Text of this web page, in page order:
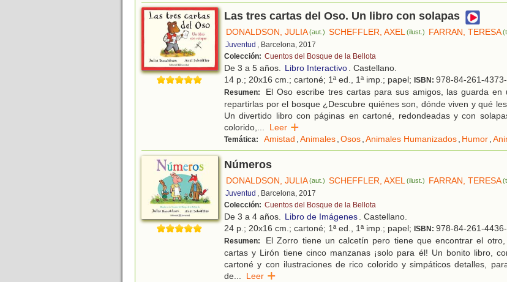
Las tres cartas del Oso. Un libro con solapas
DONALDSON, JULIA(aut.) SCHEFFLER, AXEL(ilust.) FARRAN, TERESA
Juventud , Barcelona, 2017
Colección: Cuentos del Bosque de la Bellota
De 3 a 5 años. Libro Interactivo. Castellano.
14 p.; 20x16 cm.; cartoné; 1ª ed., 1ª imp.; papel; ISBN: 978-84-261-
Resumen:
El Oso escribe tres cartas para sus amigos, las guarda
repartirlas por el bosque ¿Descubre quiénes son, dónde viven y qué
Un divertido libro con páginas en cartoné, redondeadas y con
colorido,... Leer
Temática: Amistad ,Animales,Osos,Animales Humanizados, Humor,
Números
DONALDSON, JULIA(aut.) SCHEFFLER, AXEL(ilust.) FARRAN, TERESA
Juventud , Barcelona, 2017
Colección: Cuentos del Bosque de la Bellota
De 3 a 4 años. Libro de Imágenes. Castellano.
24 p.; 20x16 cm.; cartoné; 1ª ed., 1ª imp.; papel; ISBN: 978-84-261-
Resumen:
El Zorro tiene un calcetín pero tiene que encontrar el
cartas y Lirón tiene cinco manzanas ¡solo para él! Un bonito libro,
cartoné y con ilustraciones de rico colorido y simpáticos detalles,
de... Leer